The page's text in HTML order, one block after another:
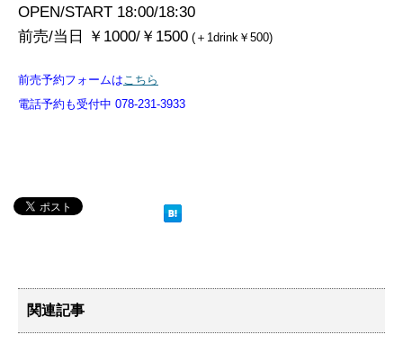
OPEN/START 18:00/18:30
前売/当日 ￥1000/￥1500 (＋1drink￥500)
前売予約フォームはこちら
電話予約も受付中 078-231-3933
関連記事